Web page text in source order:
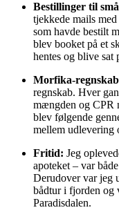
Bestillinger til
tjekkede mails
som havde bestilt
blev booket på et
hentes og blive sat
Morfika-
regnskab. Hver
mængden og CPR
blev følgende
mellem udlevering
Fritid: Jeg
apoteket – var
Derudover var jeg
bådtur i fjorden og
Paradisdalen.